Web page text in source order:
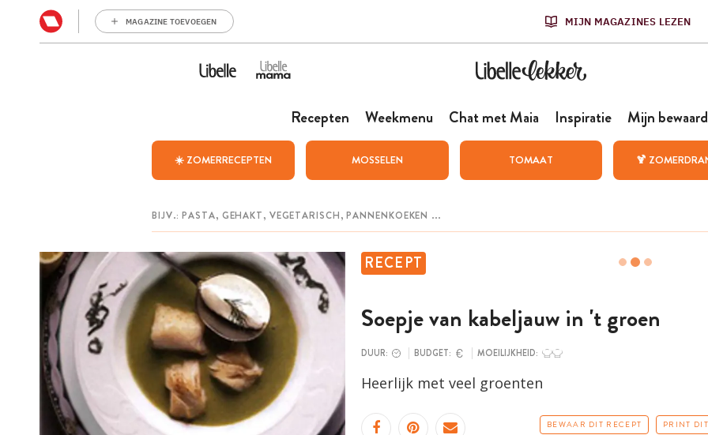
MAGAZINE TOEVOEGEN MIJN MAGAZINES LEZEN
Recepten Weekmenu Chat met Maia Inspiratie Mijn
☀️ ZOMERRECEPTEN MOSSELEN TOMAAT 🍹
RECEPT
Soepje van kabeljauw in 't groen
DUUR: BUDGET: MOEILIJKHEID:
Heerlijk met veel groenten
BEWAAR DIT RECEPT PRINT